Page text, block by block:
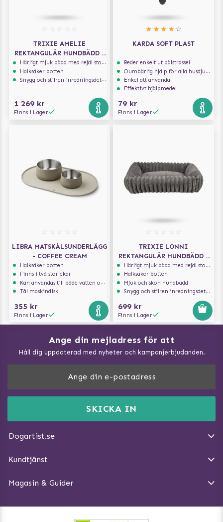
TRIXIE AMELIE
REKTANGULÄR HUNDBÄDD -
MÖRKGRÅ
Härligt mjuk bädd med rejäl stoppning som håller formen
Halksäker botten
Snygg och stilren inredningsdetalj
1 269 kr
Finns i Lager
KARDA SOFT PLAST
Reder enkelt ut pälstrassel
Oumbärlig hjälp för alla husdjursägare
Enkel att använda
Effektivt hjälpmedel
79 kr
Finns i Lager
LIBRA MATSKÅLSUNDERLÄGG
- COFFEE CREAM
Halksäker botten
Finns i två storlekar
Kan användas till både vatten och mat
Tål maskindisk
355 kr
Finns i Lager
TRIXIE LONNI
REKTANGULÄR HUNDBÄDD -
GRÅ
Härligt mjuk bädd med rejäl stoppning som håller formen
Halksäker botten
Mjuk och skön hundbädd
Snygg och stilren inredningsdetalj
699 kr
Finns i Lager
Ange din mejladress för att
Håll dig uppdaterad med nyheter och kampanjerbjudanden.
SKICKA IN
Dogartist.se
DogArtist.se drivs av:
E-post:info@dogartist.se
Kundtjänst
Ångra Köp
Magasin & Guider
Vad kan hundar äta?
Träna Nose Work hemma
Så gör du promenaden roligare
Hundbäddar